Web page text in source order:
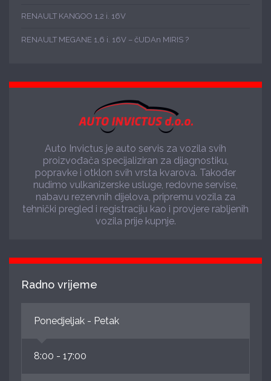
RENAULT KANGOO 1,2 i. 16V
RENAULT MEGANE 1,6 i. 16V – čUDAn MIRIS ?
Auto Invictus je auto servis za vozila svih
proizvođača specijaliziran za dijagnostiku,
popravke i otklon svih vrsta kvarova. Također
nudimo vulkanizerske usluge, redovne servise,
nabavu rezervnih dijelova, pripremu vozila za
tehnički pregled i registraciju kao i provjere rabljenih
vozila prije kupnje.
Radno vrijeme
Ponedjeljak - Petak
8:00 - 17:00